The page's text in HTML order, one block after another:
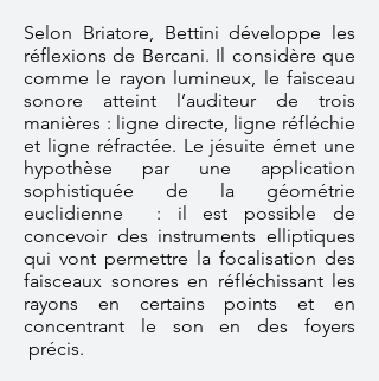
Selon Briatore, Bettini développe les
réflexions de Bercani. Il considère que
comme le rayon lumineux, le faisceau
sonore atteint l’auditeur de trois
manières : ligne directe, ligne réfléchie
et ligne réfractée. Le jésuite émet une
hypothèse par une application
sophistiquée de la géométrie
euclidienne : il est possible de
concevoir des instruments elliptiques
qui vont permettre la focalisation des
faisceaux sonores en réfléchissant les
rayons en certains points et en
concentrant le son en des foyers
précis.